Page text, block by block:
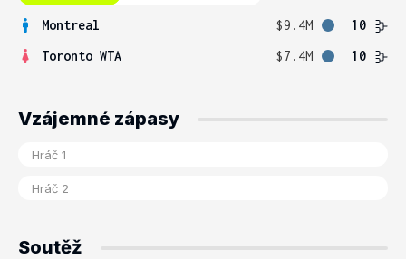
Montreal $9.4M
10
Toronto WTA
$7.4M 10
Vzájemné zápasy
Soutěž